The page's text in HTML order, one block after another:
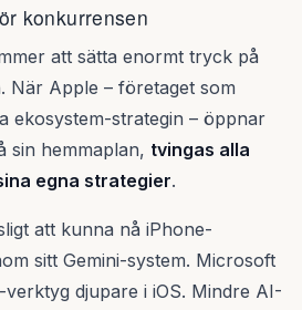
konkurrensen
att sätta enormt tryck på
När Apple – företaget som
ekosystem-strategin – öppnar
hemmaplan, tvingas alla
egna strategier.
att kunna nå iPhone-
sitt Gemini-system. Microsoft
djupare i iOS. Mindre AI-